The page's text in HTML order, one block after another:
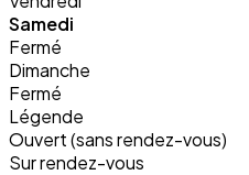
Samedi
Fermé
Dimanche
Fermé
Légende
Ouvert (sans rendez-vous)
Sur rendez-vous